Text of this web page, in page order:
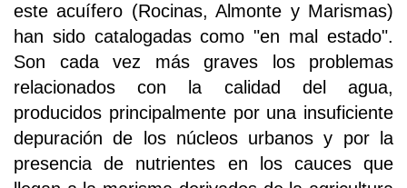
este acuífero (Rocinas, Almonte y Marismas)
han sido catalogadas como "en mal estado".
Son cada vez más graves los problemas
relacionados con la calidad del agua,
producidos principalmente por una insuficiente
depuración de los núcleos urbanos y por la
presencia de nutrientes en los cauces que